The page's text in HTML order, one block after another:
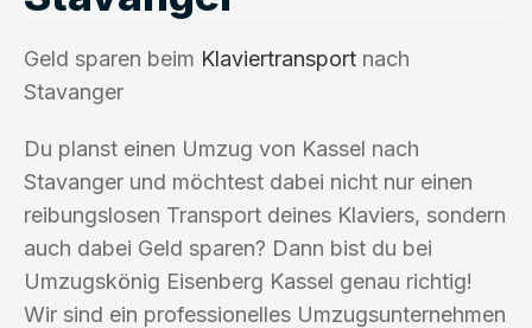
Geld sparen beim Klaviertransport nach
Stavanger
Du planst einen Umzug von Kassel nach
Stavanger und möchtest dabei nicht nur einen
reibungslosen Transport deines Klaviers, sondern
auch dabei Geld sparen? Dann bist du bei
Umzugskönig Eisenberg Kassel genau richtig!
Wir sind ein professionelles Umzugsunternehmen